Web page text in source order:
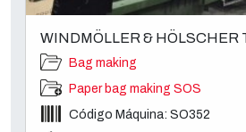
WINDMÖLLER & HÖLSCHER
Bag making
Paper bag making SOS
Código Máquina: SO352